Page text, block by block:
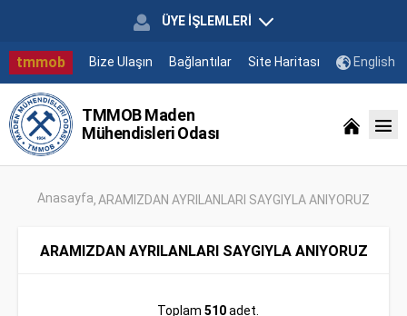
ÜYE İŞLEMLERİ
tmmob Bize Ulaşın Bağlantılar Site Haritası English
TMMOB Maden
Mühendisleri Odası
Anasayfa ARAMIZDAN AYRILANLARI SAYGIYLA ANIYORUZ
ARAMIZDAN AYRILANLARI SAYGIYLA ANIYORUZ
Toplam 510adet.